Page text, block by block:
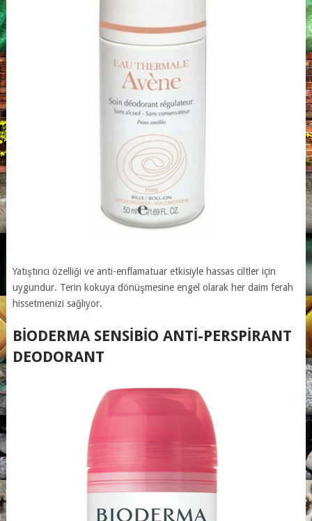
Yatıştırıcı özelliği ve anti-enflamatuar etkisiyle hassas ciltler için
uygundur. Terin kokuya dönüşmesine engel olarak her daim ferah
hissetmenizi sağlıyor.
BIODERMA SENSIBIO ANTI-PERSPIRANT
DEODORANT